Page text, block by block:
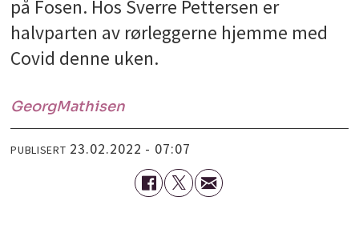
på Fosen. Hos Sverre Pettersen er
halvparten av rørleggerne hjemme med
Covid denne uken.
GeorgMathisen
PUBLISERT 23.02.2022 - 07:07